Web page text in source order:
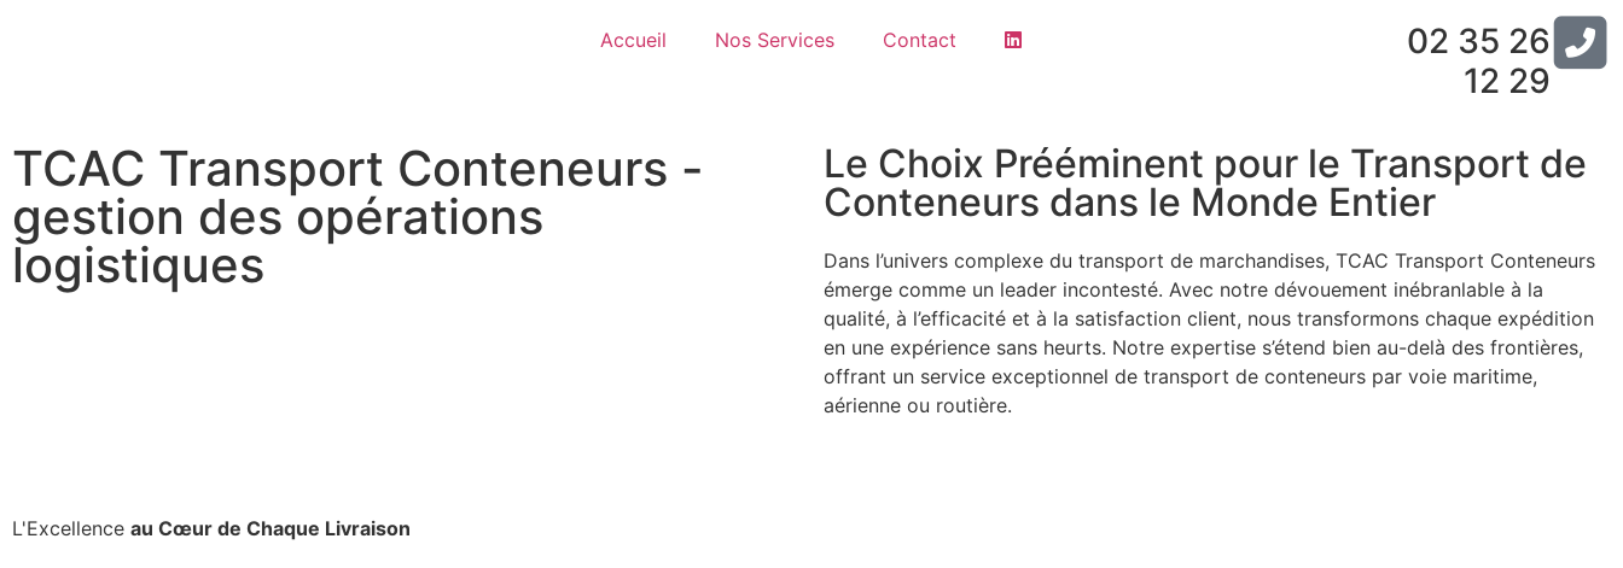
Accueil Nos Services Contact
02 35 26
12 29
TCAC Transport Conteneurs -
gestion des opérations
logistiques
Le Choix Prééminent pour le Transport de
Conteneurs dans le Monde Entier
Dans l’univers complexe du transport de marchandises, TCAC Transport Conteneurs
émerge comme un leader incontesté. Avec notre dévouement inébranlable à la
qualité, à l’efficacité et à la satisfaction client, nous transformons chaque expédition
en une expérience sans heurts. Notre expertise s’étend bien au-delà des frontières,
offrant un service exceptionnel de transport de conteneurs par voie maritime,
aérienne ou routière.
L'Excellence au Cœur de Chaque Livraison